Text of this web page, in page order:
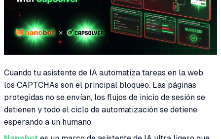
Cuando tu asistente de IA automatiza tareas en la web,
los CAPTCHAs son el principal bloqueo. Las páginas
protegidas no se envían, los flujos de inicio de sesión se
detienen y todo el ciclo de automatización se detiene
esperando a un humano.